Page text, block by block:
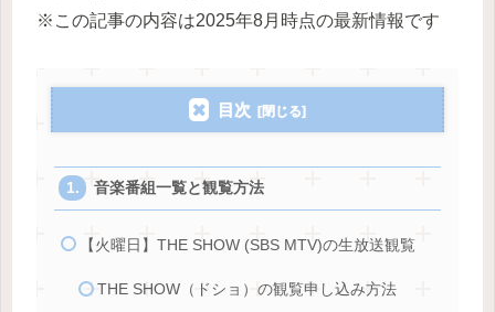
※この記事の内容は2025年8月時点の最新情報です
目次
音楽番組一覧と観覧方法
【火曜日】THE SHOW (SBS MTV)の生放送観覧
THE SHOW（ドショ）の観覧申し込み方法